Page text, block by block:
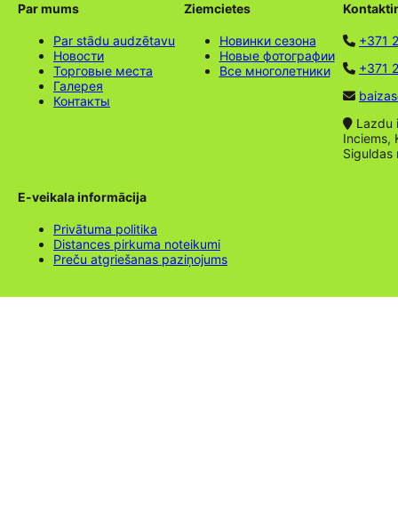
Par mums
Par stādu audzētavu
Новости
Торговые места
Галерея
Контакты
Ziemcietes
Новинки сезона
Новые фотографии
Все многолетники
+371
+371
Lazdu
Inciems,
Siguldas
E-veikala informācija
Privātuma politika
Distances pirkuma noteikumi
Preču atgriešanas paziņojums